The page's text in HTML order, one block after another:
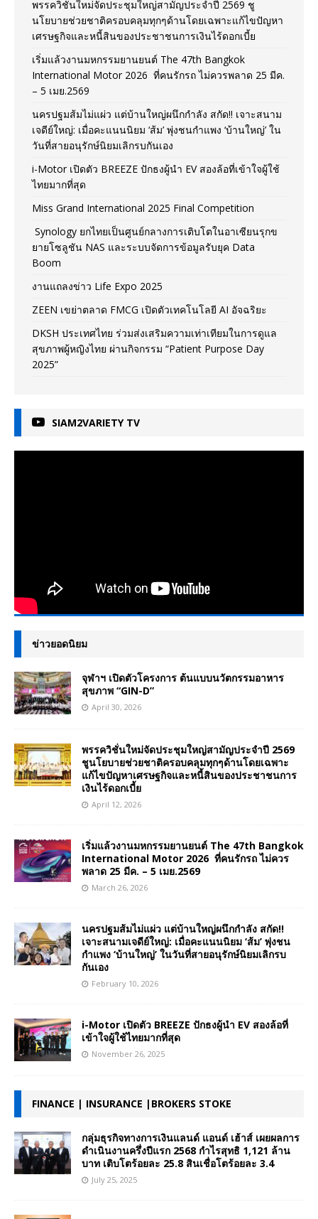
พรรควิชั่นใหม่จัดประชุมใหญ่สามัญประจำปี 2569 ชู
นโยบายช่วยชาติครอบคลุมทุกๆด้านโดยเฉพาะแก้ไขปัญหา
เศรษฐกิจและหนี้สินของประชาชนการเงินไร้ดอกเบี้ย
เริ่มแล้วงานมหกรรมยานยนต์ The 47th Bangkok
International Motor 2026 ที่คนรักรถ ไม่ควรพลาด 25 มีค.
– 5 เมย.2569
นครปฐมส้มไม่แผ่ว แต่บ้านใหญ่ผนึกกำลัง สกัด!! เจาะสนาม
เจดีย์ใหญ่: เมื่อคะแนนนิยม ‘ส้ม’ พุ่งชนกำแพง ‘บ้านใหญ่’ ใน
วันที่สายอนุรักษ์นิยมเลิกรบกันเอง
i-Motor เปิดตัว BREEZE ปักธงผู้นำ EV สองล้อที่เข้าใจผู้ใช้
ไทยมากที่สุด
Miss Grand International 2025 Final Competition
Synology ยกไทยเป็นศูนย์กลางการเติบโตในอาเซียนรุกข
ยายโซลูชัน NAS และระบบจัดการข้อมูลรับยุค Data
Boom
งานแถลงข่าว Life Expo 2025
ZEEN เขย่าตลาด FMCG เปิดตัวเทคโนโลยี AI อัจฉริยะ
DKSH ประเทศไทย ร่วมส่งเสริมความเท่าเทียมในการดูแล
สุขภาพผู้หญิงไทย ผ่านกิจกรรม “Patient Purpose Day
2025”
SIAM2VARIETY TV
ข่าวยอดนิยม
จุฬาฯ เปิดตัวโครงการ ต้นแบบนวัตกรรมอาหาร
สุขภาพ “GIN-D”
April 30, 2026
พรรควิชั่นใหม่จัดประชุมใหญ่สามัญประจำปี 2569
ชูนโยบายช่วยชาติครอบคลุมทุกๆด้านโดยเฉพาะ
แก้ไขปัญหาเศรษฐกิจและหนี้สินของประชาชนการ
เงินไร้ดอกเบี้ย
April 12, 2026
เริ่มแล้วงานมหกรรมยานยนต์ The 47th Bangkok
International Motor 2026 ที่คนรักรถ ไม่ควร
พลาด 25 มีค. – 5 เมย.2569
March 26, 2026
นครปฐมส้มไม่แผ่ว แต่บ้านใหญ่ผนึกกำลัง สกัด!!
เจาะสนามเจดีย์ใหญ่: เมื่อคะแนนนิยม ‘ส้ม’ พุ่งชน
กำแพง ‘บ้านใหญ่’ ในวันที่สายอนุรักษ์นิยมเลิกรบ
กันเอง
February 10, 2026
i-Motor เปิดตัว BREEZE ปักธงผู้นำ EV สองล้อที่
เข้าใจผู้ใช้ไทยมากที่สุด
November 26, 2025
FINANCE | INSURANCE |BROKERS STOKE
กลุ่มธุรกิจทางการเงินแลนด์ แอนด์ เฮ้าส์ เผยผลการ
ดำเนินงานครึ่งปีแรก 2568 กำไรสุทธิ 1,121 ล้าน
บาท เติบโตร้อยละ 25.8 สินเชื่อโตร้อยละ 3.4
July 25, 2025